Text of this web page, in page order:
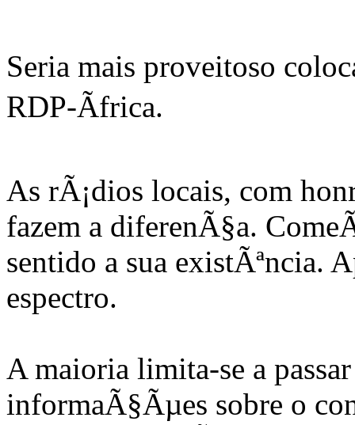
Seria mais proveitoso
RDP-Ãfrica.
As rÃ¡dios locais, com
fazem a diferenÃ§a.
sentido a sua existÃªncia.
espectro.
A maioria limita-se a
informaÃ§Ãµes sobre o